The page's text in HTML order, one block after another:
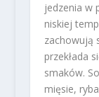
jedzenia w
niskiej
zachowują
przekłada
smaków.
mięsie,